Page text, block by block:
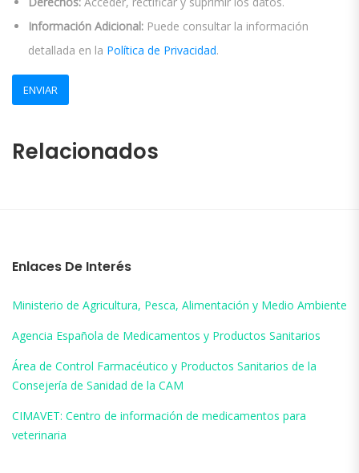
Información Adicional: Puede consultar la información
detallada en la Política de Privacidad.
Relacionados
Enlaces De Interés
Ministerio de Agricultura, Pesca, Alimentación y Medio Ambiente
Agencia Española de Medicamentos y Productos Sanitarios
Área de Control Farmacéutico y Productos Sanitarios de la
Consejería de Sanidad de la CAM
CIMAVET: Centro de información de medicamentos para
veterinaria